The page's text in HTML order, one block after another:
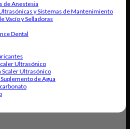
de Anestesia
y Sistemas de Mantenimiento
Vacío y Selladoras
Dental
Ultrasónico
Scaler Ultrasónico
de Agua